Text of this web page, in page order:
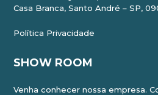
Casa Branca, Santo André – SP,
Política Privacidade
SHOW ROOM
Venha conhecer nossa empresa.